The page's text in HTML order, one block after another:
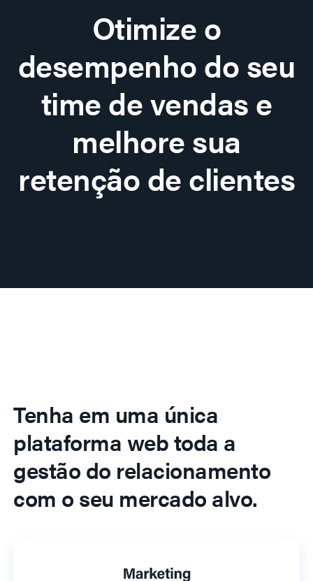
Otimize o
desempenho do seu
time de vendas e
melhore sua
retenção de clientes
Tenha em uma única
plataforma web toda a
gestão do relacionamento
com o seu mercado alvo.